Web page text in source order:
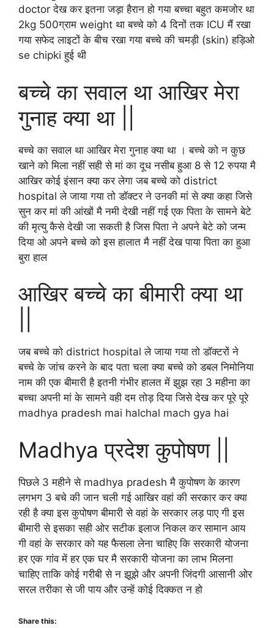
doctor देख कर इतना जड़ा हैरान हो गया बच्चा बहुत कमजोर था
2kg 500ग्राम weight था बच्चे को 4 दिनों तक ICU मैं रखा
गया सफेद लाइटों के बीच रखा गया बच्चे की चमड़ी (skin) हड़िओ
se chipki हुई थी
बच्चे का सवाल था आखिर मेरा
गुनाह क्या था ||
बच्चे का सवाल था आखिर मेरा गुनाह क्या था । बच्चे को न कुछ
खाने को मिला नहीं सही से मां का दूध नसीब हुआ 8 से 12 रुपया मै
आखिर कोई इंसान क्या कर लेगा जब बच्चे को district
hospital ले जाया गया तो डॉक्टर ने उनकी मां से क्या कहा जिसे
सुन कर मां की आंखों मै नमी देखी नहीं गई एक पिता के सामने बेटे
की मृत्यु कैसे देखी जा सकती है जिस पिता ने अपने बेटे को जन्म
दिया ओ अपने बच्चे को इस हालात मै नहीं देख पाया पिता का हुआ
बुरा हाल
आखिर बच्चे का बीमारी क्या था
जब बच्चे को district hospital ले जाया गया तो डॉक्टरों ने
बच्चे के जांच करने के बाद पता चला क्या बच्चे को डबल निमोनिया
नाम की एक बीमारी है इतनी गंभीर हालत में झुझ रहा 3 महीना का
बच्चा अपनी मां के सामने वही दम तोड़ दिया जिसे देख कर पूरे पूरे
madhya pradesh mai halchal mach gya hai
Madhya प्रदेश कुपोषण ||
पिछले 3 महीने से madhya pradesh मै कुपोषण के कारण
लगभग 3 बचे की जान चली गई आखिर वहां की सरकार कर क्या
रही है क्या इस कुपोषण बीमारी से वहां के सरकार लड़ पाए गी इस
बीमारी से इसका सही ओर सटीक इलाज निकल कर सामान आय
गी वहां के सरकार को यह फैसला लेना चाहिए कि सरकारी योजना
हर एक गांव में हर एक घर मै सरकारी योजना का लाभ मिलना
चाहिए ताकि कोई गरीबी से न झूझे और अपनी जिंदगी आसानी ओर
सरल तरीका से जी पाय और उन्हें कोई दिक्कत न हो
Share this: